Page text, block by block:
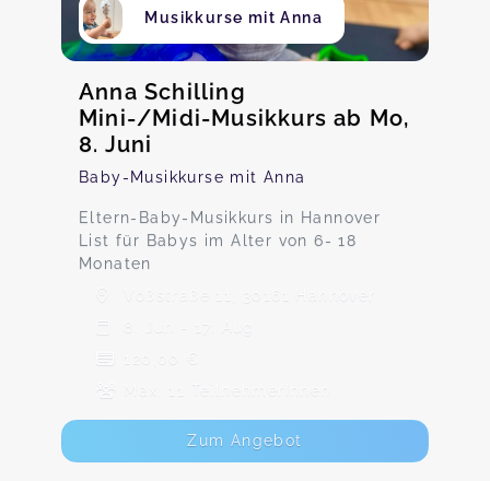
Musikkurse mit Anna
Anna Schilling
Mini-/Midi-Musikkurs ab Mo,
8. Juni
Baby-Musikkurse mit Anna
Eltern-Baby-Musikkurs in Hannover
List für Babys im Alter von 6- 18
Monaten
Voßstraße 11, 30161 Hannover
8. Jun - 17. Aug
120,00 €
Max. 11 TeilnehmerInnen
Zum Angebot